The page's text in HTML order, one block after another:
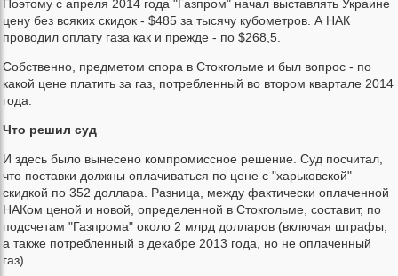
Поэтому с апреля 2014 года "Газпром" начал выставлять Украине
цену без всяких скидок - $485 за тысячу кубометров. А НАК
проводил оплату газа как и прежде - по $268,5.
Собственно, предметом спора в Стокгольме и был вопрос - по
какой цене платить за газ, потребленный во втором квартале 2014
года.
Что решил суд
И здесь было вынесено компромиссное решение. Суд посчитал,
что поставки должны оплачиваться по цене с "харьковской"
скидкой по 352 доллара. Разница, между фактически оплаченной
НАКом ценой и новой, определенной в Стокгольме, составит, по
подсчетам "Газпрома" около 2 млрд долларов (включая штрафы,
а также потребленный в декабре 2013 года, но не оплаченный
газ).